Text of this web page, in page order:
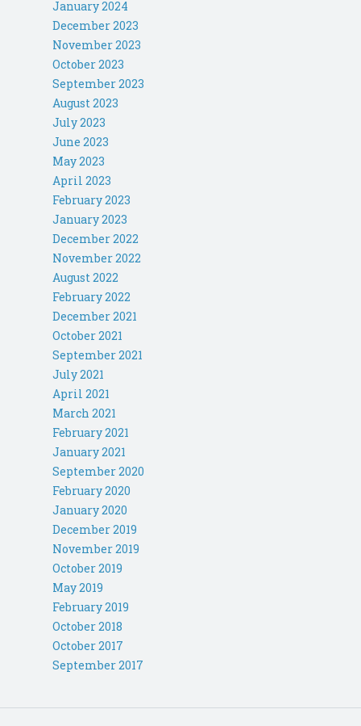
January 2024
December 2023
November 2023
October 2023
September 2023
August 2023
July 2023
June 2023
May 2023
April 2023
February 2023
January 2023
December 2022
November 2022
August 2022
February 2022
December 2021
October 2021
September 2021
July 2021
April 2021
March 2021
February 2021
January 2021
September 2020
February 2020
January 2020
December 2019
November 2019
October 2019
May 2019
February 2019
October 2018
October 2017
September 2017